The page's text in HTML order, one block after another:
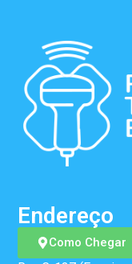
Como Chegar
Endereço